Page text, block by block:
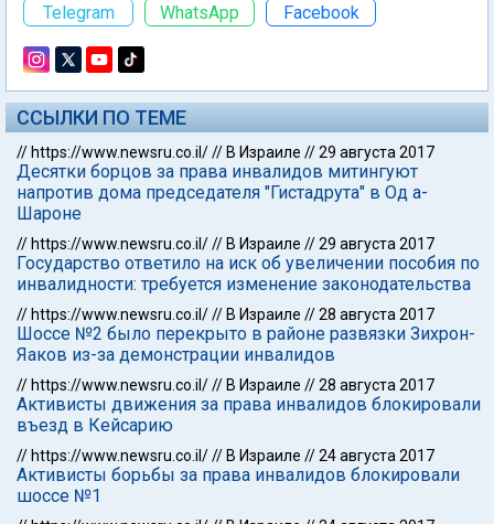
Telegram
WhatsApp Facebook
ССЫЛКИ ПО ТЕМЕ
// https://www.newsru.co.il/// В Израиле //29 августа 2017
Десятки борцов за права инвалидов митингуют
напротив дома председателя "Гистадрута" в Од а-
Шароне
// https://www.newsru.co.il/// В Израиле //29 августа 2017
Государство ответило на иск об увеличении пособия по
инвалидности: требуется изменение законодательства
// https://www.newsru.co.il/// В Израиле //28 августа 2017
Шоссе №2 было перекрыто в районе развязки Зихрон-
Яаков из-за демонстрации инвалидов
// https://www.newsru.co.il/// В Израиле //28 августа 2017
Активисты движения за права инвалидов блокировали
въезд в Кейсарию
// https://www.newsru.co.il/// В Израиле //24 августа 2017
Активисты борьбы за права инвалидов блокировали
шоссе №1